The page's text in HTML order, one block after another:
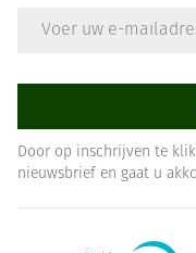
Door op inschrijven te
nieuwsbrief en gaat u